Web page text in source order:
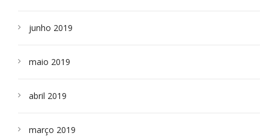
junho 2019
maio 2019
abril 2019
março 2019